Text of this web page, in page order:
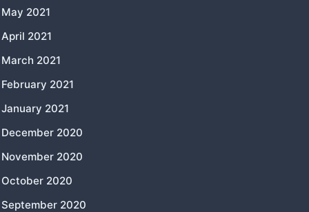
May 2021
April 2021
March 2021
February 2021
January 2021
December 2020
November 2020
October 2020
September 2020